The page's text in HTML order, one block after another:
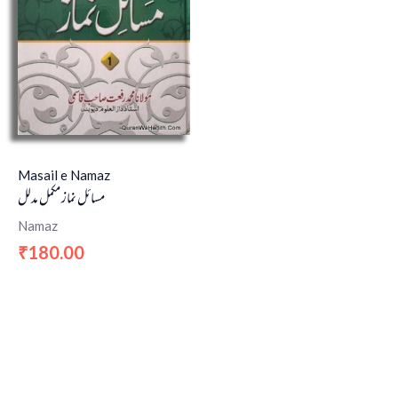
Masail e Namaz
مسائل نماز مکمل مدلل
Namaz
₹180.00